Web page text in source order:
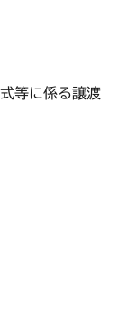
等に係る譲渡